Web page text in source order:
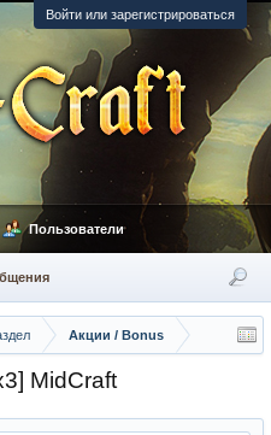
Войти или зарегистрироваться
Акции / Bonus
MidCraft
Пользователи